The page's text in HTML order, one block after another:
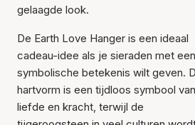
gelaagde look.
De Earth Love Hanger is een ideaal
cadeau-idee als je sieraden met een
symbolische betekenis wilt geven.
hartvorm is een tijdloos symbool van
liefde en kracht, terwijl de